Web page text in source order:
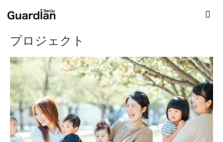
ブログ
プロジェクト